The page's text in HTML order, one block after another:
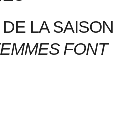
LA SAISON
FONT